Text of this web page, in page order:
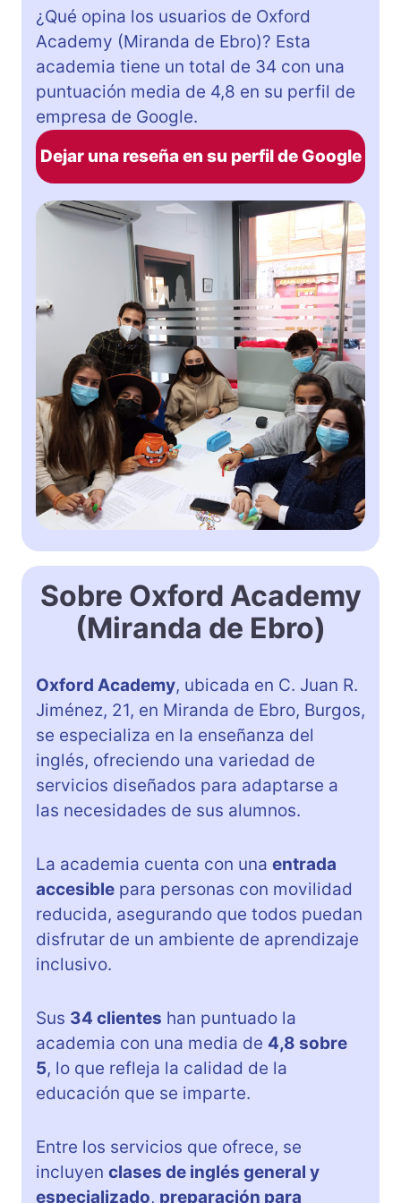
¿Qué opina los usuarios de Oxford
Academy (Miranda de Ebro)? Esta
academia tiene un total de 34 con una
puntuación media de 4,8 en su perfil de
empresa de Google.
Dejar una reseña en su perfil de Google
Sobre Oxford Academy
(Miranda de Ebro)
Oxford Academy, ubicada en C. Juan R.
Jiménez, 21, en Miranda de Ebro, Burgos,
se especializa en la enseñanza del
inglés, ofreciendo una variedad de
servicios diseñados para adaptarse a
las necesidades de sus alumnos.
La academia cuenta con una entrada
accesible para personas con movilidad
reducida, asegurando que todos puedan
disfrutar de un ambiente de aprendizaje
inclusivo.
Sus 34 clientes han puntuado la
academia con una media de 4,8 sobre
5, lo que refleja la calidad de la
educación que se imparte.
Entre los servicios que ofrece, se
incluyen clases de inglés general y
especializado, preparación para